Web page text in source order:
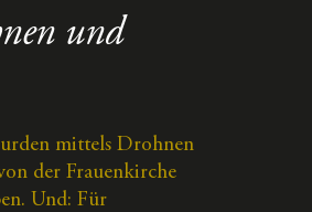
und
mittels Drohnen
der Frauenkirche
Und: Für